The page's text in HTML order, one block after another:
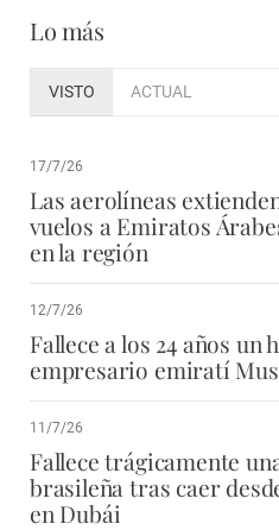
Lo más
VISTO ACTUAL
17/7/26
Las aerolíneas
vuelos a Emiratos
en la región
12/7/26
Fallece a los 24 años un
empresario emiratí
11/7/26
Fallece trágicamente
brasileña tras caer
en Dubái